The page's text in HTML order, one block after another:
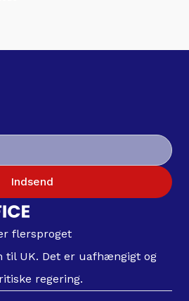
Indsend
flersproget
til UK. Det er uafhængigt og
regering.